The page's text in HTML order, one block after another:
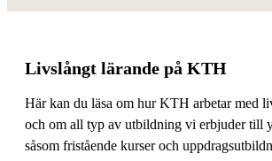
Livslångt lärande på KTH
Här kan du läsa om hur KTH arbetar med
och om all typ av utbildning vi erbjuder till
såsom fristående kurser och